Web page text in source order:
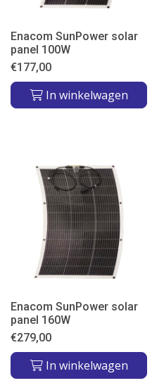
Enacom SunPower solar
panel 100W
€177,00
In winkelwagen
Enacom SunPower solar
panel 160W
€279,00
In winkelwagen